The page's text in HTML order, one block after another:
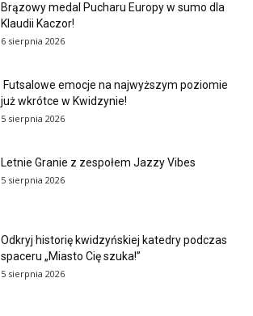
Brązowy medal Pucharu Europy w sumo dla
Klaudii Kaczor!
6 sierpnia 2026
Futsalowe emocje na najwyższym poziomie
już wkrótce w Kwidzynie!
5 sierpnia 2026
Letnie Granie z zespołem Jazzy Vibes
5 sierpnia 2026
Odkryj historię kwidzyńskiej katedry podczas
spaceru „Miasto Cię szuka!”
5 sierpnia 2026